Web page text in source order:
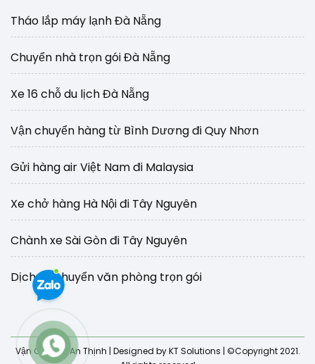
Tháo lắp máy lạnh Đà Nẵng
Chuyển nhà trọn gói Đà Nẵng
Xe 16 chỗ du lịch Đà Nẵng
Vận chuyển hàng từ Bình Dương đi Quy Nhơn
Gửi hàng air Việt Nam đi Malaysia
Xe chở hàng Hà Nội đi Tây Nguyên
Chành xe Sài Gòn đi Tây Nguyên
Dịch vụ chuyển văn phòng trọn gói
Vận Chuyển An Thịnh | Designed by KT Solutions | ©Copyright 2021.